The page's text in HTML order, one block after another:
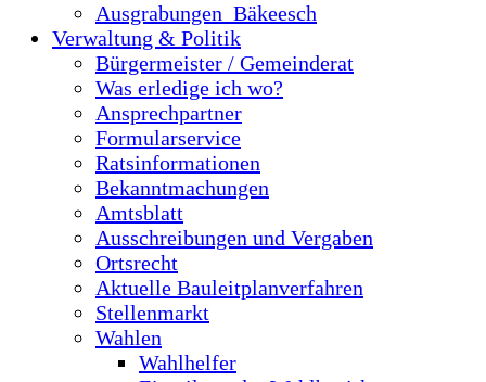
Ausgrabungen_Bäkeesch
Verwaltung & Politik
Bürgermeister / Gemeinderat
Was erledige ich wo?
Ansprechpartner
Formularservice
Ratsinformationen
Bekanntmachungen
Amtsblatt
Ausschreibungen und Vergaben
Ortsrecht
Aktuelle Bauleitplanverfahren
Stellenmarkt
Wahlen
Wahlhelfer